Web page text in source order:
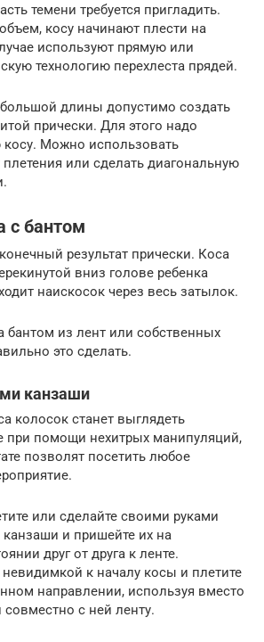
темени требуется пригладить.
косу начинают плести на
используют прямую или
технологию перехлеста прядей.
длины допустимо создать
прически. Для этого надо
косу. Можно использовать
плетения или сделать диагональную
с бантом
результат прически. Коса
вниз голове ребенка
наискосок через весь затылок.
бантом из лент или собственных
это сделать.
канзаши
колосок станет выглядеть
при помощи нехитрых манипуляций,
позволят посетить любое
или сделайте своими руками
канзаши и пришейте их на
друг от друга к ленте.
к началу косы и плетите
направлении, используя вместо
совместно с ней ленту.